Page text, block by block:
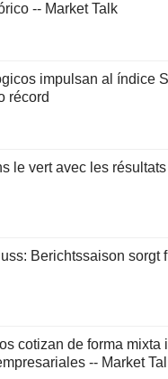
-- Market Talk
impulsan al índice
récord
le vert avec les
Berichtssaison sorgt
cotizan de forma mixta
-- Market